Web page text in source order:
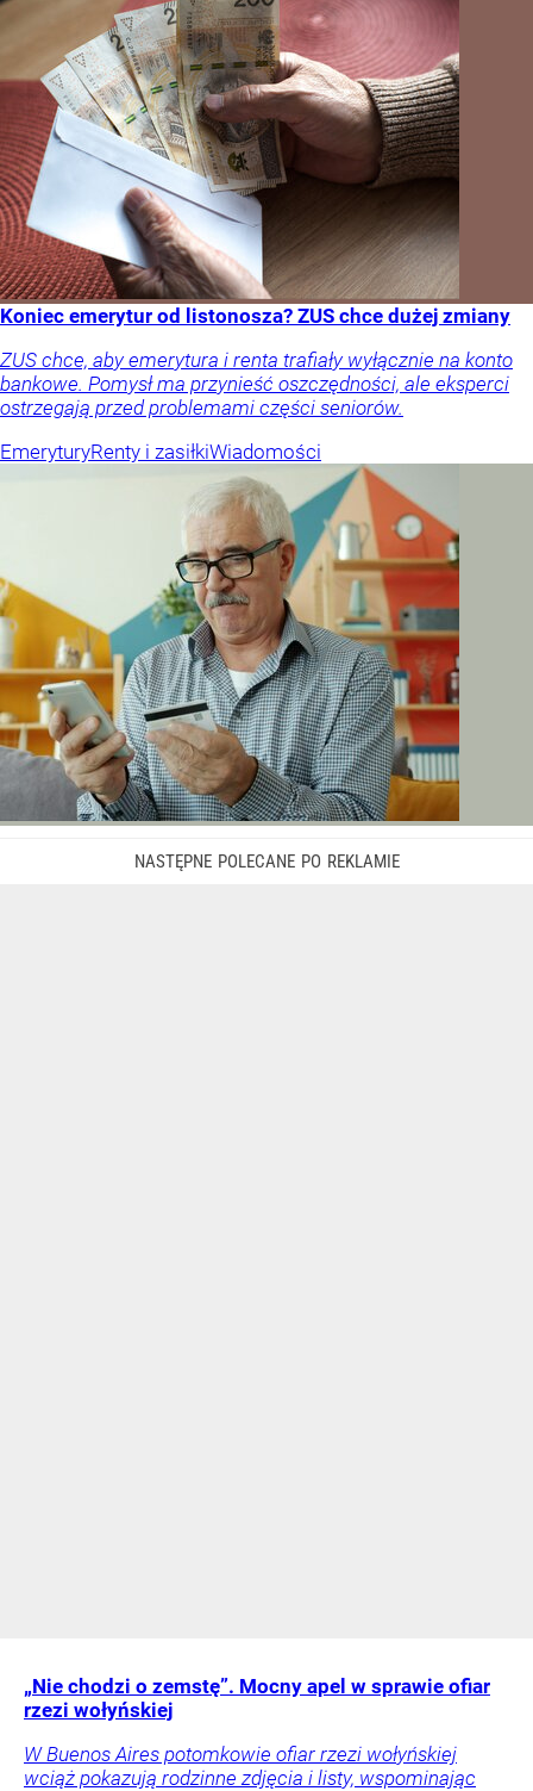
Koniec emerytur od listonosza? ZUS chce dużej zmiany
ZUS chce, aby emerytura i renta trafiały wyłącznie na konto
bankowe. Pomysł ma przynieść oszczędności, ale eksperci
ostrzegają przed problemami części seniorów.
EmeryturyRenty i zasiłkiWiadomości
„Nie chodzi o zemstę”. Mocny apel w sprawie ofiar
rzezi wołyńskiej
W Buenos Aires potomkowie ofiar rzezi wołyńskiej
wciąż pokazują rodzinne zdjęcia i listy, wspominając